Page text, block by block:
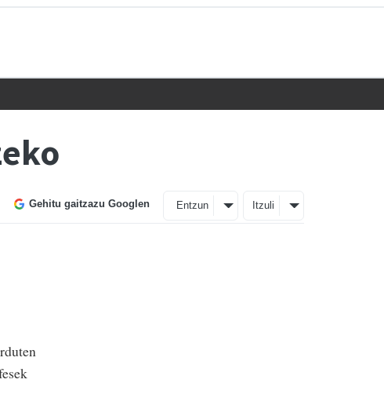
Gehitu gaitzazu Googlen Entzun Itzuli